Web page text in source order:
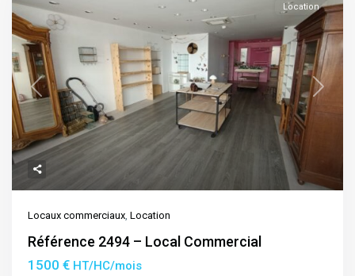
Previous Next
Location
Locaux commerciaux Location
Référence 2494 – Local Commercial
1500 € HT/HC/mois